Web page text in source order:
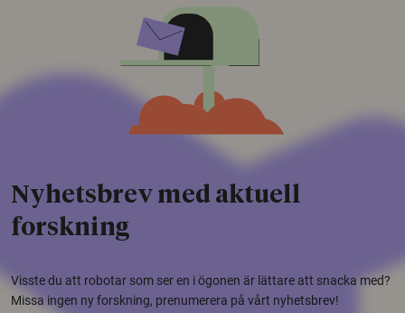
Nyhetsbrev med aktuell
forskning
Visste du att robotar som ser en i ögonen är lättare att snacka med?
Missa ingen ny forskning, prenumerera på vårt nyhetsbrev!